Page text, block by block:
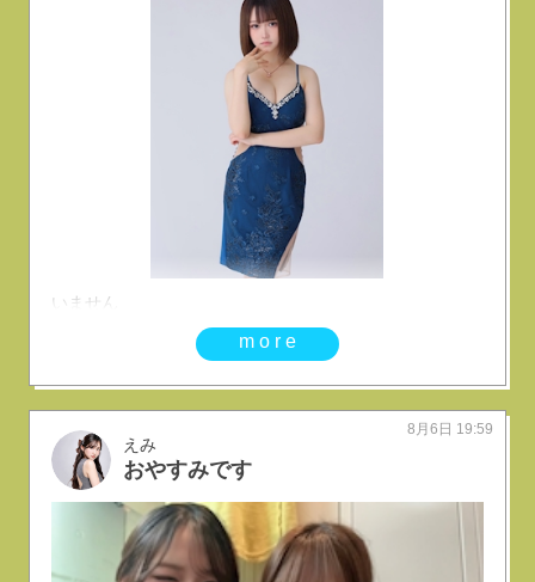
いません
more
えみ
おやすみです
8月6日 19:59